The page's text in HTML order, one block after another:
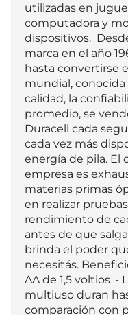
utilizadas en
computadora y
dispositivos.
marca en el año
hasta convertirse
mundial,
calidad, la
promedio, se
Duracell cada
cada vez más
energía de pila. El
empresa es
materias primas
en realizar
rendimiento de
antes de que
brinda el poder
necesitás.
AA de 1,5 voltios	 - Las pilas Duracell AA
multiuso duran
comparación con